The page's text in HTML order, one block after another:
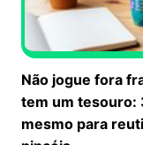
Não jogue fora
tem um tesouro:
mesmo para